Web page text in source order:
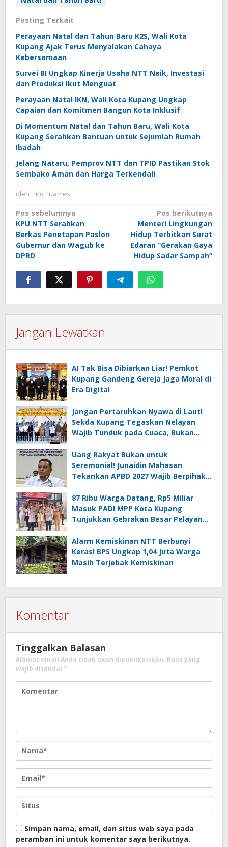
Posting Terkait
Perayaan Natal dan Tahun Baru K2S, Wali Kota
Kupang Ajak Terus Menyalakan Cahaya
Kebersamaan
Survei BI Ungkap Kinerja Usaha NTT Naik, Investasi
dan Produksi Ikut Menguat
Perayaan Natal IKN, Wali Kota Kupang Ungkap
Capaian dan Komitmen Bangun Kota Inklusif
Di Momentum Natal dan Tahun Baru, Wali Kota
Kupang Serahkan Bantuan untuk Sejumlah Rumah
Ibadah
Jelang Nataru, Pemprov NTT dan TPID Pastikan Stok
Sembako Aman dan Harga Terkendali
oleh Hiro Tuames
Navigasi
pos
Pos sebelumnya
KPU NTT Serahkan
Berkas Penetapan Paslon
Gubernur dan Wagub ke
DPRD
Pos berikutnya
Menteri Lingkungan
Hidup Terbitkan Surat
Edaran “Gerakan Gaya
Hidup Sadar Sampah”
Jangan Lewatkan
AI Tak Bisa Dibiarkan Liar! Pemkot
Kupang Gandeng Gereja Jaga Moral di
Era Digital
Jangan Pertaruhkan Nyawa di Laut!
Sekda Kupang Tegaskan Nelayan
Wajib Tunduk pada Cuaca, Bukan
Uang Rakyat Bukan untuk
Seremonial! Junaidin Mahasan
Tekankan APBD 2027 Wajib Berpihak
87 Ribu Warga Datang, Rp5 Miliar
Masuk PAD! MPP Kota Kupang
Tunjukkan Gebrakan Besar Pelayanan
Alarm Kemiskinan NTT Berbunyi
Keras! BPS Ungkap 1,04 Juta Warga
Masih Terjebak Kemiskinan
Komentar
Tinggalkan Balasan
Alamat email Anda tidak akan dipublikasikan. Ruas yang
wajib ditandai *
Simpan nama, email, dan situs web saya pada
peramban ini untuk komentar saya berikutnya.